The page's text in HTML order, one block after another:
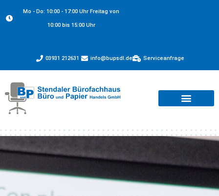
Mo - Do: 10:00 - 17:00 Uhr Freitag von
10:00 bis 15:00 Uhr
03931 212631 info@bupsdl.de Serviceanfrage